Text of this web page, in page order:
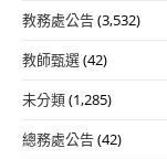
教務處公告(3,532)
教師甄選(42)
未分類(1,285)
總務處公告(42)